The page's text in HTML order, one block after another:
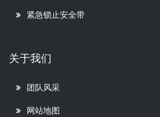
紧急锁止安全带
关于我们
团队风采
网站地图